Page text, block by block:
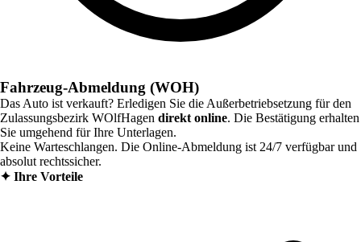
Fahrzeug-Abmeldung (WOH)
Das Auto ist verkauft? Erledigen Sie die Außerbetriebsetzung für den
Zulassungsbezirk WOlfHagen direkt online. Die Bestätigung erhalten
Sie umgehend für Ihre Unterlagen.
Keine Warteschlangen. Die Online-Abmeldung ist 24/7 verfügbar und
absolut rechtssicher.
✦ Ihre Vorteile